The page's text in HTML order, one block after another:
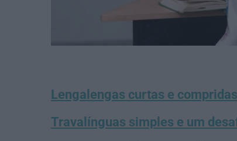
Lengalengas curtas e compridas
Travalínguas simples e um